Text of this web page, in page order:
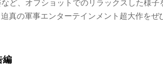
ど、オフショットでのリラックスした様子
真の軍事エンターテインメント超大作をぜ
編